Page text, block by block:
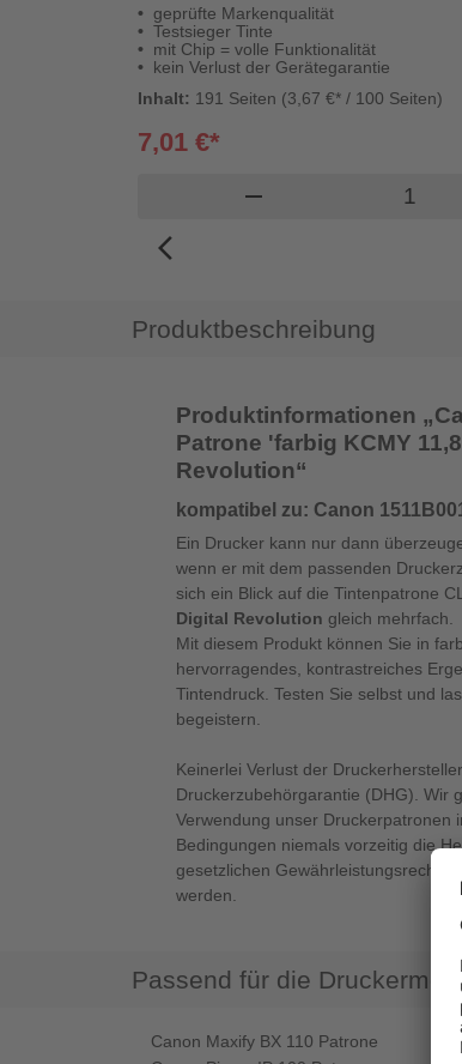
geprüfte Markenqualität
Testsieger Tinte
mit Chip = volle Funktionalität
kein Verlust der Gerätegarantie
Inhalt: 191 Seiten (3,67 €* / 100 Seiten)
7,01 €*
remove
arrow_back_ios_new
Produktbeschreibung
Produktinformationen
Patrone 'farbig KCMY
Revolution“
kompatibel zu: Canon
Ein Drucker kann nur dann
wenn er mit dem passenden
sich ein Blick auf die Tintenpatrone
Digital Revolution gleich mehrfach.
Mit diesem Produkt können Sie in
hervorragendes, kontrastreiches
Tintendruck. Testen Sie selbst und
begeistern.
Keinerlei Verlust der
Druckerzubehörgarantie (DHG). Wir
Verwendung unser Druckerpatronen
Bedingungen niemals vorzeitig die
gesetzlichen Gewährleistungsrechte
werden.
Passend für die
Canon Maxify BX 110 Patrone